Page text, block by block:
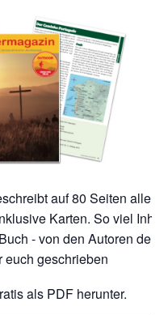
Karten. So viel Inhalt
- von den Autoren der
euch geschrieben
als PDF herunter.